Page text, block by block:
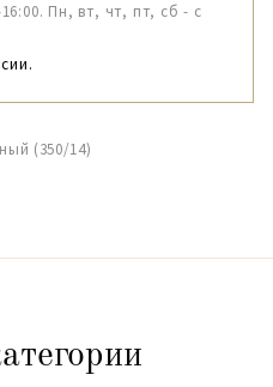
Пн, вт, чт, пт, сб - с
(350/14)